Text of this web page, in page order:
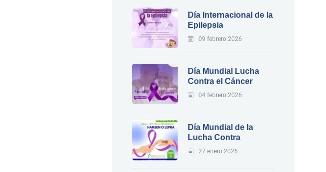
Día Internacional de la
Epilepsia
09 febrero 2026
Día Mundial Lucha
Contra el Cáncer
04 febrero 2026
Día Mundial de la
Lucha Contra
27 enero 2026